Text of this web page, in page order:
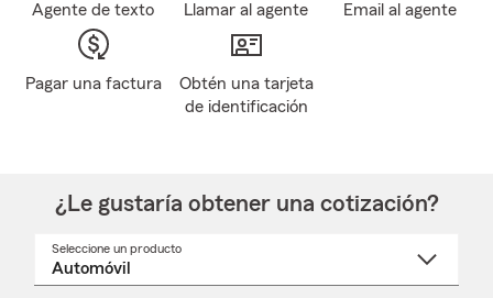
Agente de texto Llamar al agente Email al agente
Pagar una factura
Obtén una tarjeta
de identificación
¿Le gustaría obtener una cotización?
Seleccione un producto